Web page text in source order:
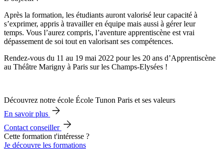
Après la formation, les étudiants auront valorisé leur capacité à
s’exprimer, appris à travailler en équipe mais aussi à gérer leur
temps. Vous l’aurez compris, l’aventure apprentiscène est vrai
dépassement de soi tout en valorisant ses compétences.
Rendez-vous du 11 au 19 mai 2022 pour les 20 ans d’Apprentiscène
au Théâtre Marigny à Paris sur les Champs-Elysées !
Découvrez notre école École Tunon Paris et ses valeurs
En savoir plus
Contact conseiller
Cette formation t'intéresse ?
Je découvre les formations